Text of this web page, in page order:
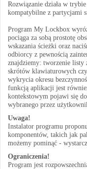
Rozwiązanie działa w
kompatybilne z partycjami
Program My Lockbox
pociąga za sobą prostotę
wskazania ścieżki oraz
odbiorcy z pewnością
znajdziemy: tworzenie listy
skrótów klawiaturowych
wykrycia okresu
funkcją aplikacji jest
kontekstowym pojawi się
wybranego przez
Uwaga!
Instalator programu
komponentów, takich jak
możemy pominąć -
Ograniczenia!
Program jest